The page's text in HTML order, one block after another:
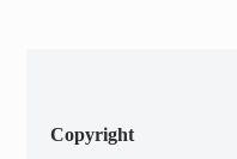
Copyright